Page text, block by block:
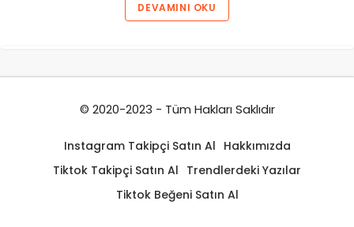
DEVAMINI OKU
© 2020-2023 - Tüm Hakları Saklıdır
Instagram Takipçi Satın Al Hakkımızda
Tiktok Takipçi Satın Al Trendlerdeki Yazılar
Tiktok Beğeni Satın Al